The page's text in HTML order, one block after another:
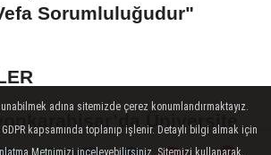
Sorumluluğudur"
Üniversite
8 Projesine
adına sitemizde çerez konumlandırmaktayız.
kapsamında toplanıp işlenir. Detaylı bilgi almak için
Metnimizi inceleyebilirsiniz. Sitemizi kullanarak,